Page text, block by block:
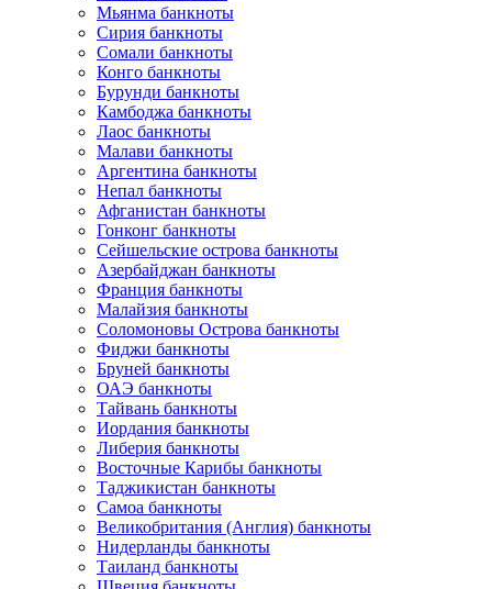
Мьянма банкноты
Сирия банкноты
Сомали банкноты
Конго банкноты
Бурунди банкноты
Камбоджа банкноты
Лаос банкноты
Малави банкноты
Аргентина банкноты
Непал банкноты
Афганистан банкноты
Гонконг банкноты
Сейшельские острова банкноты
Азербайджан банкноты
Франция банкноты
Малайзия банкноты
Соломоновы Острова банкноты
Фиджи банкноты
Бруней банкноты
ОАЭ банкноты
Тайвань банкноты
Иордания банкноты
Либерия банкноты
Восточные Карибы банкноты
Таджикистан банкноты
Самоа банкноты
Великобритания (Англия) банкноты
Нидерланды банкноты
Таиланд банкноты